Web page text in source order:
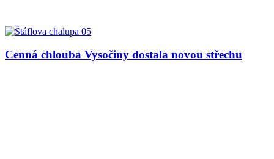
Cenná chlouba Vysočiny dostala novou střechu